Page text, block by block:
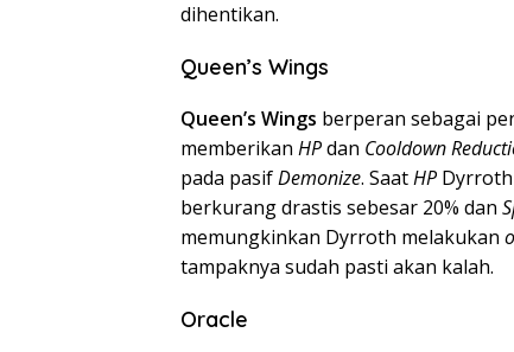
dihentikan.
Queen’s Wings
Queen’s Wings berperan sebagai
memberikan HPdan Cooldown
pada pasifDemonize. SaatHP
berkurang drastis sebesar 20% dan
memungkinkan Dyrroth melakukan
tampaknya sudah pasti akan kalah.
Oracle